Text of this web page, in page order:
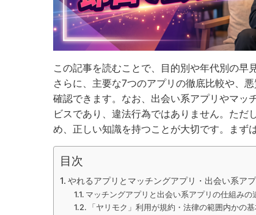
この記事を読むことで、目的別や年代別の早
さらに、主要な7つのアプリの徹底比較や、
確認できます。なお、出会い系アプリやマッ
ビスであり、違法行為ではありません。た
め、正しい知識を持つことが大切です。まず
目次
やれるアプリとマッチングアプリ・出会い系ア
マッチングアプリと出会い系アプリの仕組みの
「ヤリモク」利用が規約・法律の範囲内かの